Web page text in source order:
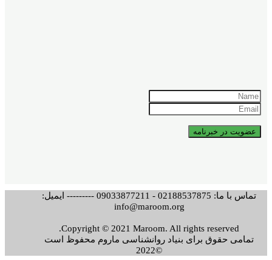
تماس با ما: 02188537875 - 09033877211 --------- ایمیل:
info@maroom.org
Copyright © 2021 Maroom. All rights reserved.
تمامی حقوق برای بنیاد روانشناسی ماروم محفوظ است
©2022